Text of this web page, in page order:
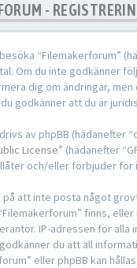
-
“Filemakerforum”
Om du inte godkänner
dig om ändringar,
godkänner att du är
av phpBB (hädanefter
License” (hädanefter
och/eller förbjuder för
på att inte posta något
finns,
IP-adressen för alla
du att all
eller phpBB kan